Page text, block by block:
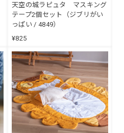
天空の城ラピュタ マスキング
テープ2個セット（ジブリがい
っぱい / 4849）
¥825